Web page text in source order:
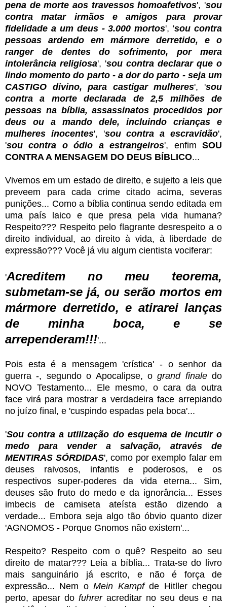
pena de morte aos travessos homoafetivos', 'sou
contra matar irmãos e amigos para provar
fidelidade a um deus - 3.000 mortos', 'sou contra
pessoas ardendo em mármore derretido, e o
ranger de dentes do sofrimento, por mera
intolerância religiosa', 'sou contra declarar que o
lindo momento do parto - a dor do parto - seja um
CASTIGO divino, para castigar mulheres', 'sou
contra a morte declarada de 2,5 milhões de
pessoas na bíblia, assassinatos procedidos por
deus ou a mando dele, incluindo crianças e
mulheres inocentes', 'sou contra a escravidão',
'sou contra o ódio a estrangeiros', enfimSOU
CONTRA A MENSAGEM DO DEUS BÍBLICO...
Vivemos em um estado de direito, e sujeito a leis que
preveem para cada crime citado acima, severas
punições... Como a bíblia continua sendo editada em
uma país laico e que presa pela vida humana?
Respeito??? Respeito pelo flagrante desrespeito a o
direito individual, ao direito à vida, à liberdade de
expressão??? Você já viu algum cientista vociferar:
'Acreditem no meu teorema,
submetam-se já, ou serão mortos em
mármore derretido, e atirarei lanças
de minha boca, e se
arrependeram!!!'...
Pois esta é a mensagem 'crística' - o senhor da
guerra -, segundo o Apocalipse, ogrand finaledo
NOVO Testamento... Ele mesmo, o cara da outra
face virá para mostrar a verdadeira face arrepiando
no juízo final, e 'cuspindo espadas pela boca'...
'Sou contra a utilização do esquema de incutir o
medo para vender a salvação, através de
MENTIRAS SÓRDIDAS', como por exemplo falar em
deuses raivosos, infantis e poderosos, e os
respectivos super-poderes da vida eterna... Sim,
deuses são fruto do medo e da ignorância... Esses
imbecis de camiseta ateísta estão dizendo a
verdade... Embora seja algo tão óbvio quanto dizer
'AGNOMOS - Porque Gnomos não existem'...
Respeito? Respeito com o quê? Respeito ao seu
direito de matar??? Leia a bíblia... Trata-se do livro
mais sanguinário já escrito, e não é força de
expressão... Nem oMein Kampfde Hitller chegou
perto, apesar do fuhreracreditar no seu deus e na